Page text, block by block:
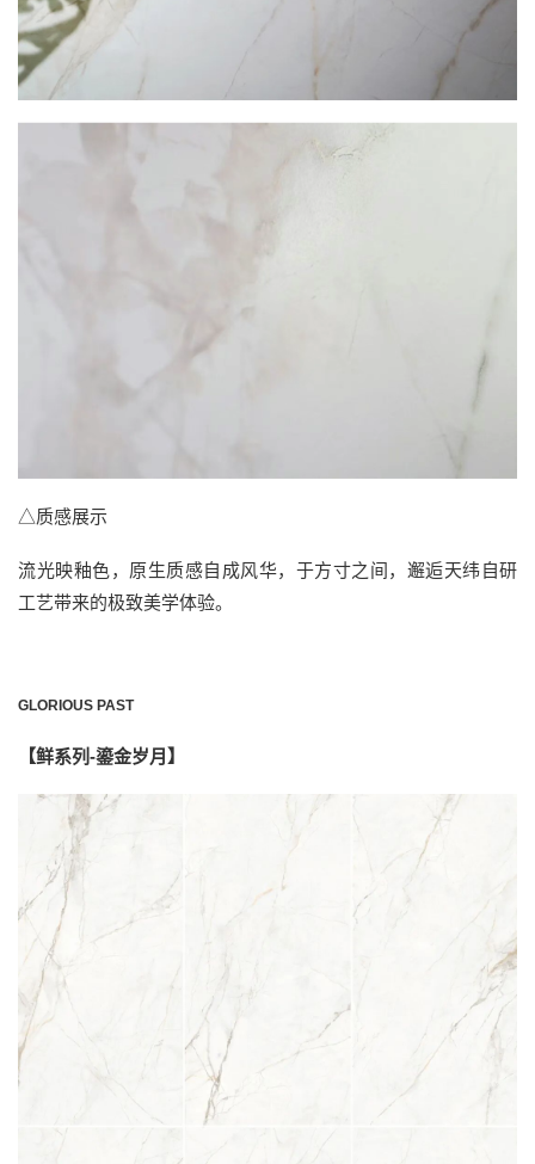
△质感展示
流光映釉色，原生质感自成风华，于方寸之间，邂逅天纬自研
工艺带来的极致美学体验。
GLORIOUS PAST
【鲜系列-鎏金岁月】